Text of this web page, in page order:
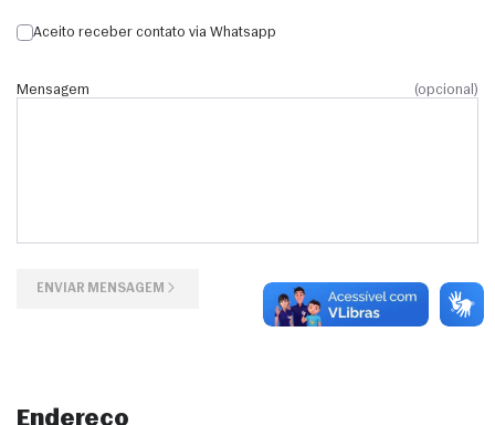
Aceito receber contato via Whatsapp
Mensagem (opcional)
ENVIAR MENSAGEM